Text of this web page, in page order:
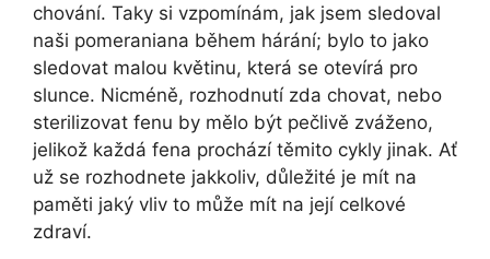
chování. Taky si vzpomínám, jak jsem sledoval
naši pomeraniana během hárání; bylo to jako
sledovat malou květinu, která se otevírá pro
slunce. Nicméně, rozhodnutí zda chovat, nebo
sterilizovat fenu by mělo být pečlivě zváženo,
jelikož každá fena prochází těmito cykly jinak. Ať
už se rozhodnete jakkoliv, důležité je mít na
paměti jaký vliv to může mít na její celkové
zdraví.